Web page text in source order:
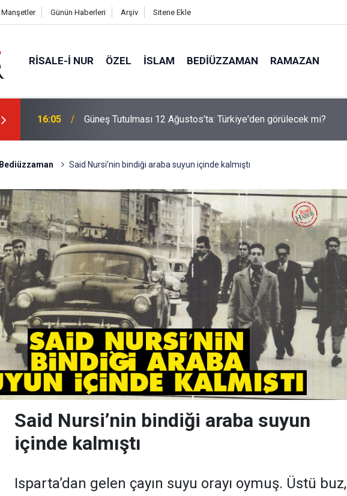
Manşetler Günün Haberleri Arşiv Sitene Ekle
RISALE-I NUR ÖZEL İSLAM BEDIÜZZAMAN RAMAZAN
14:30 Risale-i Nur'u kendine oku kendine, başkasına değil!
Bediüzzaman Said Nursi’nin bindiği araba suyun içinde kalmıştı
Said Nursi’nin bindiği araba suyun
içinde kalmıştı
Ispar­ta’dan ge­len çayın suyu ora­yı oy­muş. Üs­tü buz,